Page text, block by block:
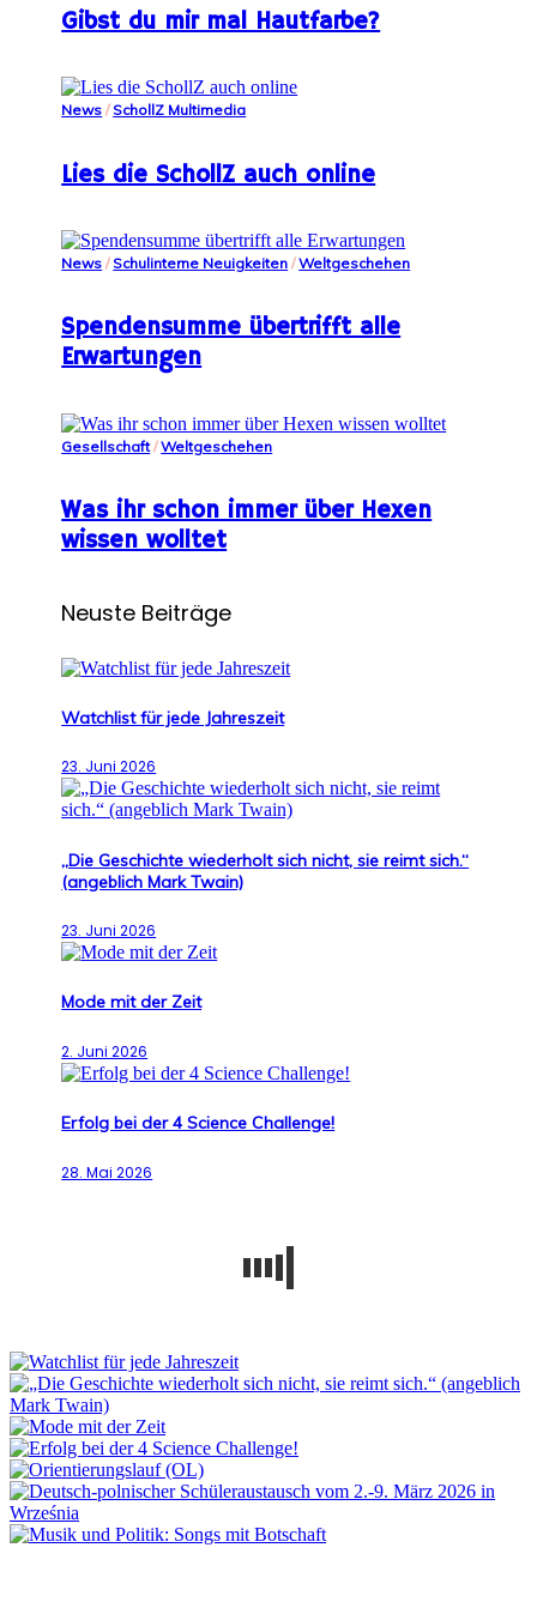
Gibst du mir mal Hautfarbe?
News / SchollZ Multimedia
Lies die SchollZ auch online
News / Schulinterne Neuigkeiten /Weltgeschehen
Spendensumme übertrifft alle
Erwartungen
Gesellschaft/Weltgeschehen
Was ihr schon immer über Hexen
wissen wolltet
Neuste Beiträge
Watchlist für jede Jahreszeit
23. Juni 2026
„Die Geschichte wiederholt sich nicht, sie reimt sich.“
(angeblich Mark Twain)
23. Juni 2026
Mode mit der Zeit
2. Juni 2026
Erfolg bei der 4 Science Challenge!
28. Mai 2026